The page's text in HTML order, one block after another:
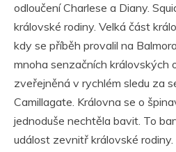
odloučení Charlese a Diany.
královské rodiny. Velká část
kdy se příběh provalil na
mnoha senzačních královských
zveřejněná v rychlém sledu za
Camillagate. Královna se o
jednoduše nechtěla bavit. To
událost zevnitř královské rodiny.